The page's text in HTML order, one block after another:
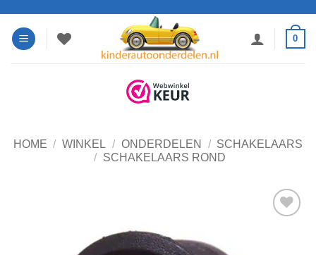
naar
inhoud
0
HOME / WINKEL / ONDERDELEN / SCHAKELAARS
/ SCHAKELAARS ROND